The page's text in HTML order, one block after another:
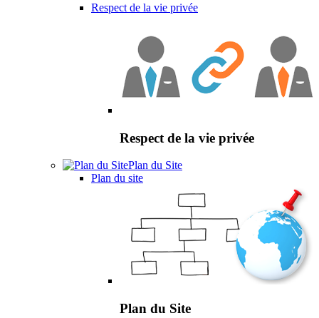
Respect de la vie privée
Respect de la vie privée
Plan du Site
Plan du site
Plan du Site